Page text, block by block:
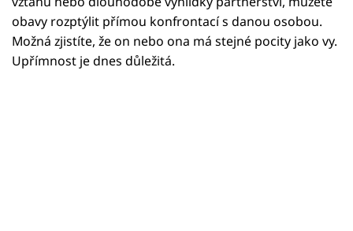
Filmový festival Karlovy Vary
Pořady
obavy rozptýlit přímou konfrontací s danou osobou.
Možná zjistíte, že on nebo ona má stejné pocity jako vy.
Upřímnost je dnes důležitá.